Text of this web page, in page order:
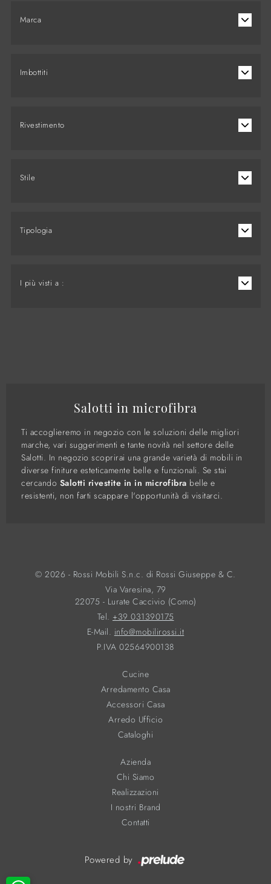
Marca
Imbottiti
Rivestimento
Stile
Tipologia
I più visti a :
Salotti in microfibra
Ti accoglieremo in negozio con le soluzioni delle migliori
marche, vari suggerimenti e tante novità nel settore delle
Salotti. In negozio scoprirai una grande varietà di mobili in
diverse finiture esteticamente belle e funzionali. Se stai
cercando Salotti rivestite in in microfibra belle e
resistenti, non farti scappare l'opportunità di visitarci.
© 2026 - Rossi Mobili S.n.c. di Rossi Giuseppe & C.
Via Varesina, 79
22075 - Lurate Caccivio (Como)
Tel. +39 031390175
E-Mail. info@mobilirossi.it
P.IVA 02564900138
Cucine
Arredamento Casa
Accessori Casa
Arredo Ufficio
Cataloghi
Azienda
Chi Siamo
Realizzazioni
I nostri Brand
Contatti
Powered by